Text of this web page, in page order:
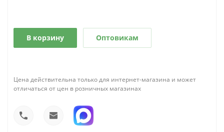
В корзину Оптовикам
Цена действительна только для интернет-магазина и может
отличаться от цен в розничных магазинах